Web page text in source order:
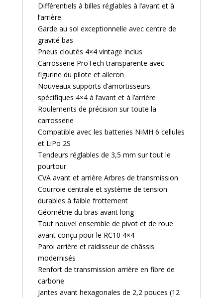
Différentiels à billes réglables à l’avant et à
l’arrière
Garde au sol exceptionnelle avec centre de
gravité bas
Pneus cloutés 4×4 vintage inclus
Carrosserie ProTech transparente avec
figurine du pilote et aileron
Nouveaux supports d’amortisseurs
spécifiques 4×4 à l’avant et à l’arrière
Roulements de précision sur toute la
carrosserie
Compatible avec les batteries NiMH 6 cellules
et LiPo 2S
Tendeurs réglables de 3,5 mm sur tout le
pourtour
CVA avant et arrière Arbres de transmission
Courroie centrale et système de tension
durables à faible frottement
Géométrie du bras avant long
Tout nouvel ensemble de pivot et de roue
avant conçu pour le RC10 4×4
Paroi arrière et raidisseur de châssis
modernisés
Renfort de transmission arrière en fibre de
carbone
Jantes avant hexagonales de 2,2 pouces (12